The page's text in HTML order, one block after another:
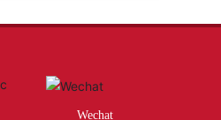
Wechat